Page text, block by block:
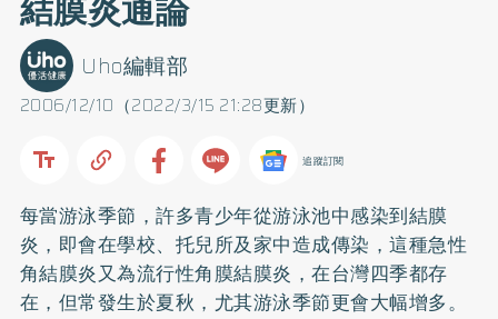
結膜炎通論
2006/12/10（2022/3/15 21:28更新）
Uho編輯部
追蹤訂閱
每當游泳季節，許多青少年從游泳池中感染到結膜
炎，即會在學校、托兒所及家中造成傳染，這種急性
角結膜炎又為流行性角膜結膜炎，在台灣四季都存
在，但常發生於夏秋，尤其游泳季節更會大幅增多。